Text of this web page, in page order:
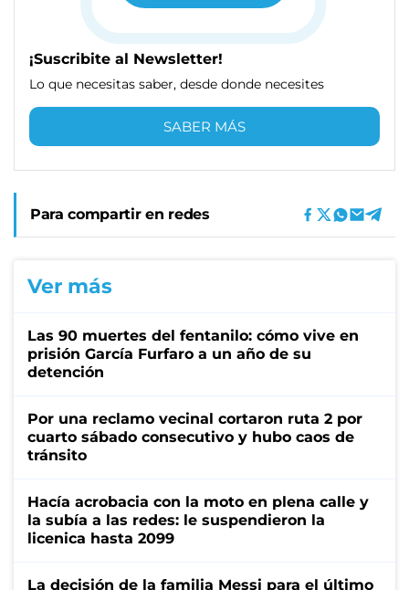
¡Suscribite al Newsletter!
Lo que necesitas saber, desde donde necesites
SABER MÁS
Para compartir en redes
Ver más
Las 90 muertes del fentanilo: cómo vive en
prisión García Furfaro a un año de su
detención
Por una reclamo vecinal cortaron ruta 2 por
cuarto sábado consecutivo y hubo caos de
tránsito
Hacía acrobacia con la moto en plena calle y
la subía a las redes: le suspendieron la
licenica hasta 2099
La decisión de la familia Messi para el último